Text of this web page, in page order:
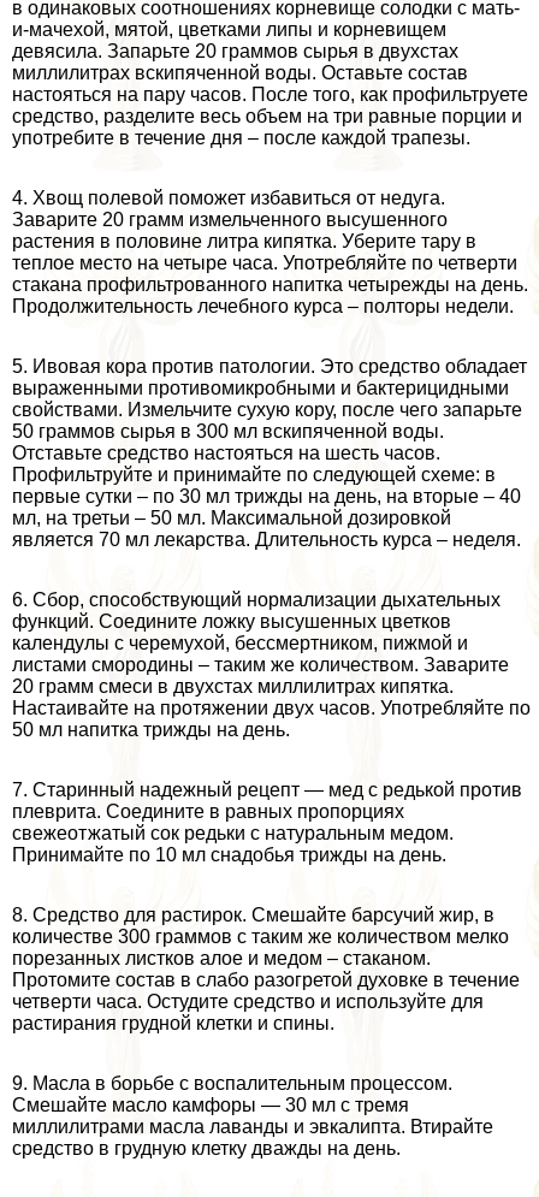
в одинаковых соотношениях корневище солодки с мать-
и-мачехой, мятой, цветками липы и корневищем
девясила. Запарьте 20 граммов сырья в двухстах
миллилитрах вскипяченной воды. Оставьте состав
настояться на пару часов. После того, как профильтруете
средство, разделите весь объем на три равные порции и
употребите в течение дня – после каждой трапезы.
4. Хвощ полевой поможет избавиться от недуга.
Заварите 20 грамм измельченного высушенного
растения в половине литра кипятка. Уберите тару в
теплое место на четыре часа. Употрeбляйте по четверти
стакана профильтрованного напитка четырежды на день.
Продолжительность лечебного курса – полторы недели.
5. Ивовая кора против патологии. Это средство обладает
выраженными противомикробными и бактерицидными
свойствами. Измельчите сухую кору, после чего запарьте
50 граммов сырья в 300 мл вскипяченной воды.
Отставьте средство настояться на шесть часов.
Профильтруйте и принимайте по следующей схеме: в
первые сутки – по 30 мл трижды на день, на вторые – 40
мл, на третьи – 50 мл. Максимальной дозировкой
является 70 мл лекарства. Длительность курса – неделя.
6. Сбор, способствующий нормализации дыхательных
функций. Соедините ложку высушенных цветков
календулы с черемухой, бесcмepтником, пижмой и
листами смородины – таким же количеством. Заварите
20 грамм смеси в двухстах миллилитрах кипятка.
Настаивайте на протяжении двух часов. Употрeбляйте по
50 мл напитка трижды на день.
7. Старинный надежный рецепт — мед с редькой против
плеврита. Соедините в равных пропорциях
свежеотжатый сок редьки с натуральным медом.
Принимайте по 10 мл снадобья трижды на день.
8. Средство для растирок. Смешайте барсучий жир, в
количестве 300 граммов с таким же количеством мелко
порезанных листков алое и медом – стаканом.
Протомите состав в слабо разогретой духовке в течение
четверти часа. Остудите средство и используйте для
растирания грудной клетки и спины.
9. Масла в борьбе с воспалительным процессом.
Смешайте масло камфоры — 30 мл с тремя
миллилитрами масла лаванды и эвкалипта. Втирайте
средство в грудную клетку дважды на день.